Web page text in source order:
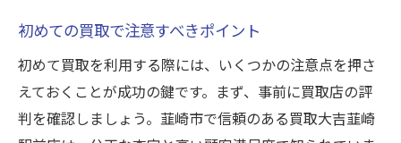
市場動向と買取の関係性
トレンドを活かした賢い買取方法
買取大吉韮崎駅前店で安心して取引を進めるた
めのガイド
初めての買取で注意すべきポイント
初めて買取を利用する際には、いくつかの注意点を押さ
えておくことが成功の鍵です。まず、事前に買取店の評
判を確認しましょう。韮崎市で信頼のある買取大吉韮崎